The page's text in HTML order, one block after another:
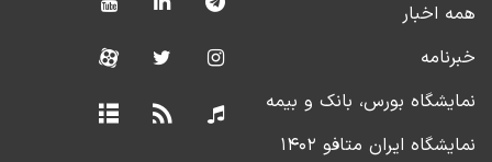
همه اخبار
خبرنامه
نمایشگاه بورس، بانک و بیمه
نمایشگاه ایران متافو ۱۴۰۲